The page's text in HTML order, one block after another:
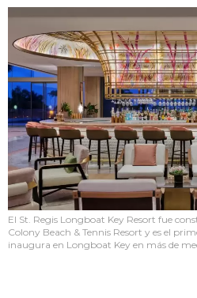
El St. Regis Longboat Key Resort fue
Colony Beach & Tennis Resort y es el
inaugura en Longboat Key en más de